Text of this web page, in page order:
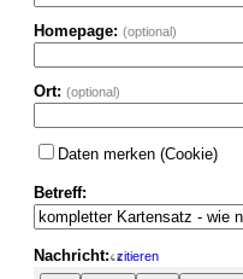
Homepage: (optional)
Ort: (optional)
Daten merken (Cookie)
Betreff:
Nachricht: zitieren